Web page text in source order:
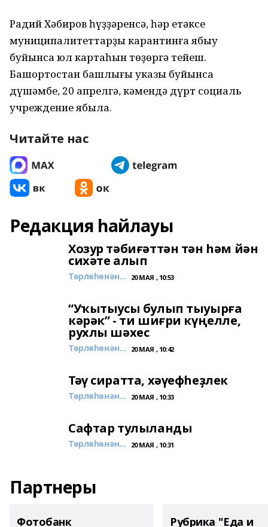
Радий Хәбиров һүҙҙәренсә, һәр етәксе
муниципалитеттарҙы карантинға ябыу
буйынса юл картаһын төҙөргә тейеш.
Башҡортостан башлығы указы буйынса
дүшәмбе, 20 апрелгә, кәмендә дүрт социаль
учреждение ябыла.
Читайте нас
Редакция һайлауы
Хозур тәбиғәттән тән һәм йән
сихәте алып
Төрлөһөнән... 20 МАЯ , 10:53
“Уҡытыусы булып тыуырға
кәрәк” - ти шиғри күңелле,
рухлы шәхес
Төрлөһөнән... 20 МАЯ , 10:42
Тәү сиратта, хәүефһеҙлек
Төрлөһөнән... 20 МАЯ , 10:33
Сафтар тулыланды
Төрлөһөнән... 20 МАЯ , 10:31
Партнеры
Фотобанк Рубрика "Еда и